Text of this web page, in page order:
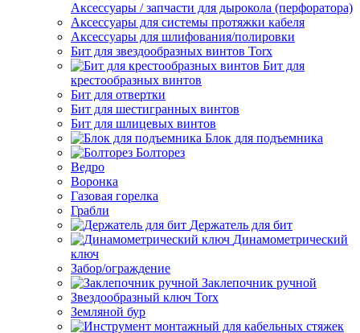
Аксессуары / запчасти для дырокола (перфоратора)
Аксессуары для системы протяжки кабеля
Аксессуары для шлифования/полировки
Бит для звездообразных винтов Torx
Бит для
крестообразных винтов
Бит для отвертки
Бит для шестигранных винтов
Бит для шлицевых винтов
Блок для подъемника
Болторез
Ведро
Воронка
Газовая горелка
Грабли
Держатель для бит
Динамометрический
ключ
Забор/ограждение
Заклепочник ручной
Звездообразный ключ Torx
Земляной бур